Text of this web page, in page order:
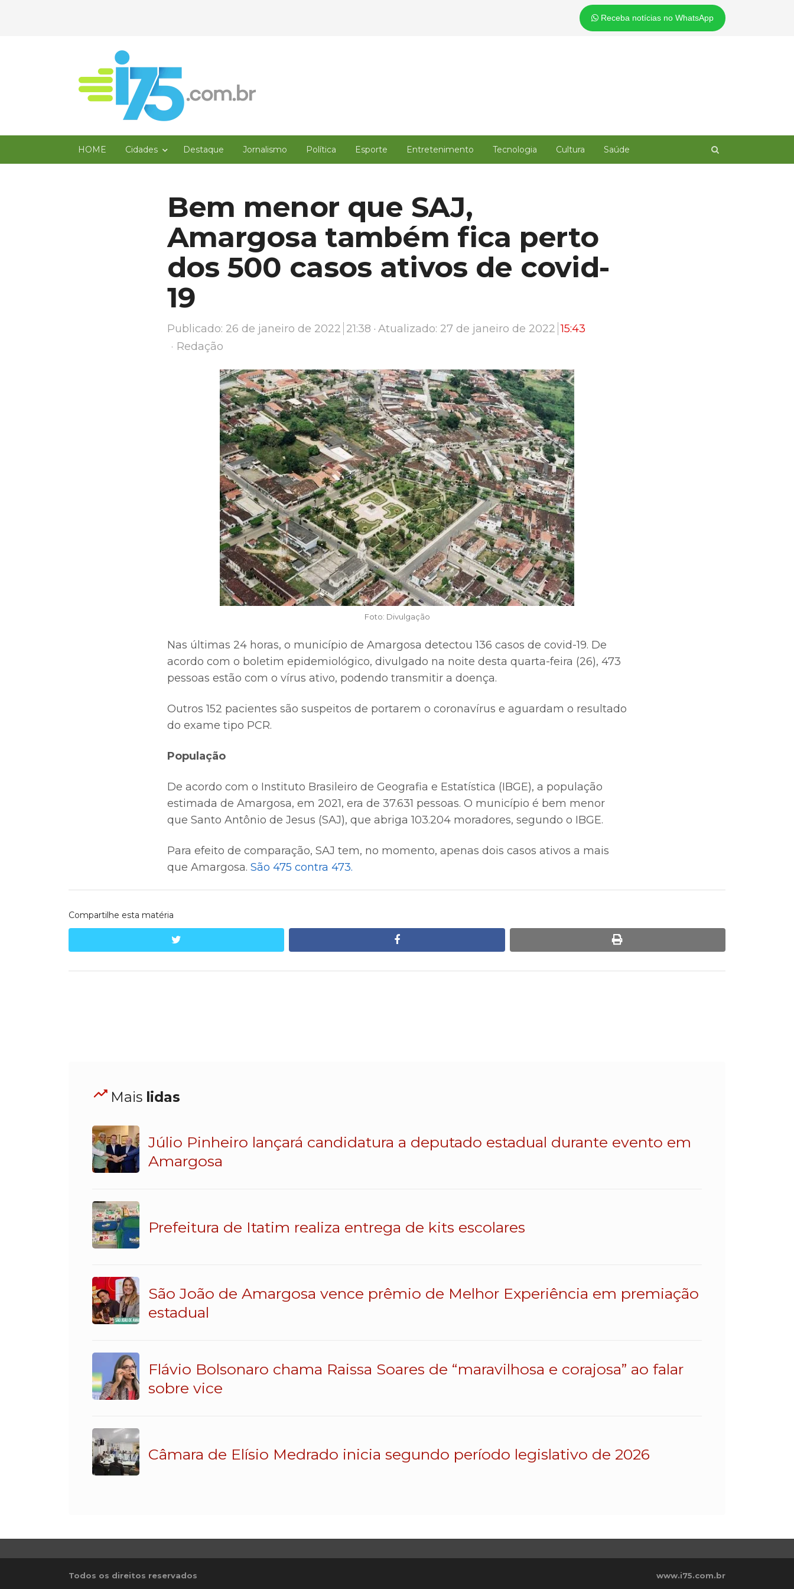
Receba notícias no WhatsApp
HOME Cidades Destaque Jornalismo Política Esporte Entretenimento Tecnologia Cultura Saúde
Bem menor que SAJ,
Amargosa também fica perto
dos 500 casos ativos de covid-
19
Publicado: 26 de janeiro de 2022 21:38 Atualizado: 27 de janeiro de 2022 15:43
Author
Redação
Foto: Divulgação
Nas últimas 24 horas, o município de Amargosa detectou 136 casos de covid-19. De
acordo com o boletim epidemiológico, divulgado na noite desta quarta-feira (26), 473
pessoas estão com o vírus ativo, podendo transmitir a doença.
Outros 152 pacientes são suspeitos de portarem o coronavírus e aguardam o resultado
do exame tipo PCR.
População
De acordo com o Instituto Brasileiro de Geografia e Estatística (IBGE), a população
estimada de Amargosa, em 2021, era de 37.631 pessoas. O município é bem menor
que Santo Antônio de Jesus (SAJ), que abriga 103.204 moradores, segundo o IBGE.
Para efeito de comparação, SAJ tem, no momento, apenas dois casos ativos a mais
que Amargosa. São 475 contra 473.
Compartilhe esta matéria
facebook print
Mais lidas
Júlio Pinheiro lançará candidatura a deputado estadual durante evento em
Amargosa
Prefeitura de Itatim realiza entrega de kits escolares
São João de Amargosa vence prêmio de Melhor Experiência em premiação
estadual
Flávio Bolsonaro chama Raissa Soares de “maravilhosa e corajosa” ao falar
sobre vice
Câmara de Elísio Medrado inicia segundo período legislativo de 2026
Todos os direitos reservados www.i75.com.br